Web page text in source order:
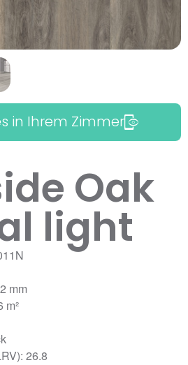
in Ihrem Zimmer
Oak
light
mm
m²
26.8